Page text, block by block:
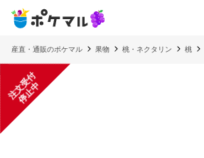
産直・通販のポケマル 果物 桃・ネクタリン 桃
注
文
受
付
停
止
中